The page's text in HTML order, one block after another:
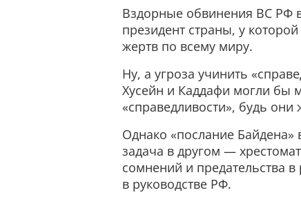
Вздорные обвинения ВС РФ
президент страны, у
жертв по всему миру.
Ну, а угроза учинить
Хусейн и Каддафи могли бы
«справедливости», будь они
Однако «послание Байдена»
задача в другом —
сомнений и предательства
в руководстве РФ.